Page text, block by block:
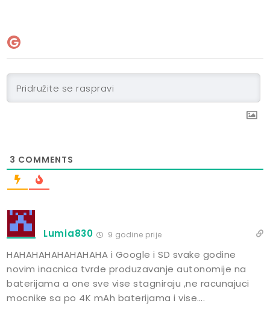
3 COMMENTS
Lumia830 9 godine prije
HAHAHAHAHAHAHAHA i Google i SD svake godine
novim inacnica tvrde produzavanje autonomije na
baterijama a one sve vise stagniraju ,ne racunajuci
mocnike sa po 4K mAh baterijama i vise….